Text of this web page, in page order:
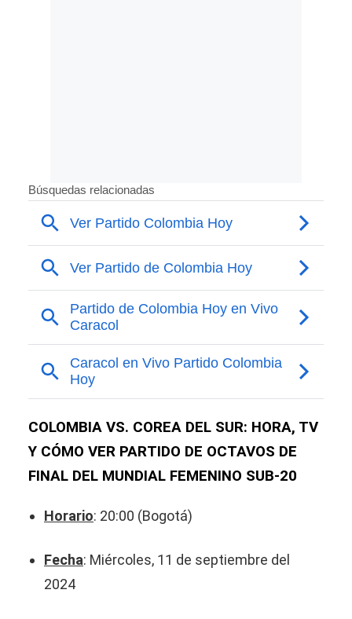
COLOMBIA VS. COREA DEL SUR: HORA, TV
Y CÓMO VER PARTIDO DE OCTAVOS DE
FINAL DEL MUNDIAL FEMENINO SUB-20
Horario: 20:00 (Bogotá)
Fecha: Miércoles, 11 de septiembre del
2024